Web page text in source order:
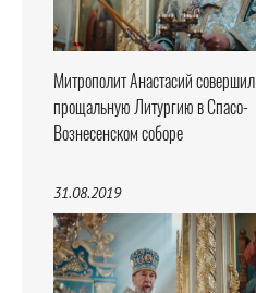
Митрополит Анастасий совершил
прощальную Литургию в Спасо-
Вознесенском соборе
31.08.2019